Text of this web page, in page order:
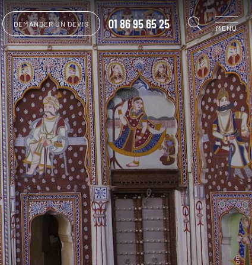
DEMANDER UN DEVIS 01 86 95 65 25 MENU